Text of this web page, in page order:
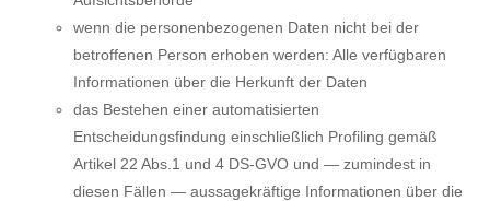
wenn die personenbezogenen Daten nicht bei der
betroffenen Person erhoben werden: Alle verfügbaren
Informationen über die Herkunft der Daten
das Bestehen einer automatisierten
Entscheidungsfindung einschließlich Profiling gemäß
Artikel 22 Abs.1 und 4 DS-GVO und — zumindest in
diesen Fällen — aussagekräftige Informationen über die